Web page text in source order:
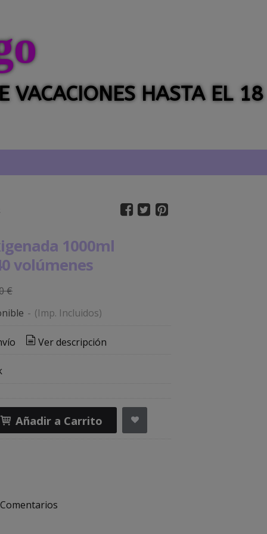
HASTA EL 18
1000ml
volúmenes
€
- (Imp. Incluidos)
Ver descripción
Añadir a Carrito
Comentarios